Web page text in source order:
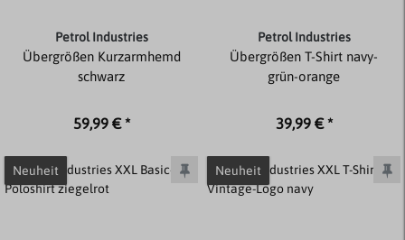
Petrol Industries
Übergrößen Kurzarmhemd
schwarz
59,99 € *
Petrol Industries
Übergrößen T-Shirt navy-
grün-orange
39,99 € *
Neuheit Neuheit